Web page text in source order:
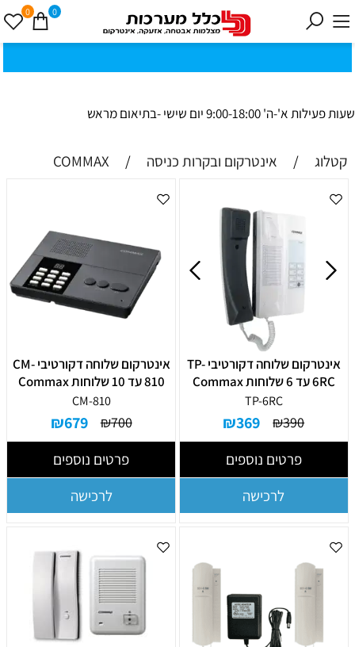
כ
ת
וב
ת
ינ
ו:ז
ב
וט
ינ
ס
קי1
8
0ב
נ
י ב
ר
ק
שעות פעילות א'-ה' 9:00-18:00 יום שישי -בתיאום מראש
0 0
קטלוג / אינטרקום ובקרות כניסה /
COMMAX
אינטרקום שלוחה דקורטיבי TP-
6RC עד 6 שלוחות Commax
TP-6RC
₪390
₪369
פרטים נוספים
לרכישה
אינטרקום שלוחה דקורטיבי CM-
810 עד 10 שלוחות Commax
CM-810
₪700
₪679
פרטים נוספים
לרכישה